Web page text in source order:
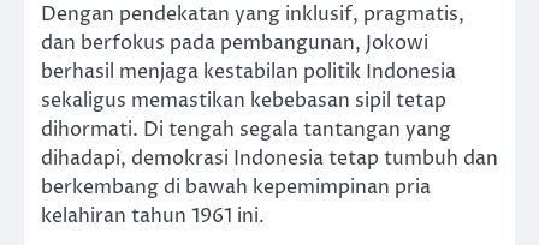
Dengan pendekatan yang inklusif, pragmatis,
dan berfokus pada pembangunan, Jokowi
berhasil menjaga kestabilan politik Indonesia
sekaligus memastikan kebebasan sipil tetap
dihormati. Di tengah segala tantangan yang
dihadapi, demokrasi Indonesia tetap tumbuh dan
berkembang di bawah kepemimpinan pria
kelahiran tahun 1961 ini.